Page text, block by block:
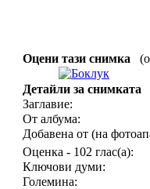
Оцени тази снимка
Детайли за снимката
Заглавие:
От албума:
Добавена от (на
Оценка - 102 глас(а):
Ключови думи:
Големина: